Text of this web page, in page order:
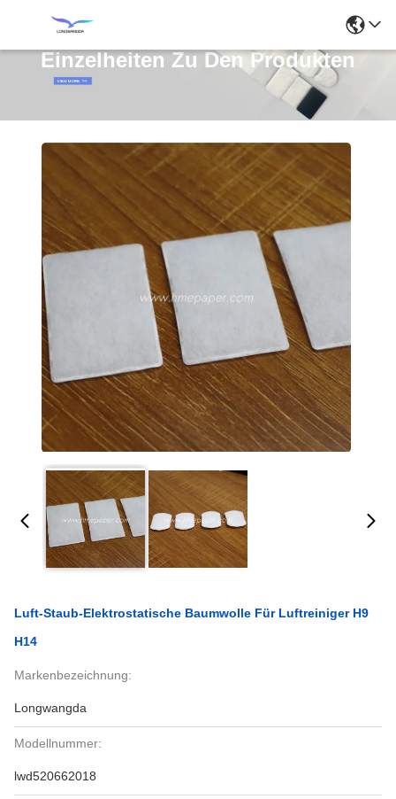
Einzelheiten Zu Den Produkten
Luft-Staub-Elektrostatische Baumwolle Für Luftreiniger H9
H14
Markenbezeichnung:
Longwangda
Modellnummer:
lwd520662018